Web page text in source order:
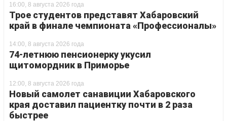
16:00, 8 августа 2026 года
Трое студентов представят Хабаровский
край в финале чемпионата «Профессионалы»
14:00, 8 августа 2026 года
74-летнюю пенсионерку укусил
щитомордник в Приморье
12:00, 8 августа 2026 года
Новый самолет санавиции Хабаровского
края доставил пациентку почти в 2 раза
быстрее